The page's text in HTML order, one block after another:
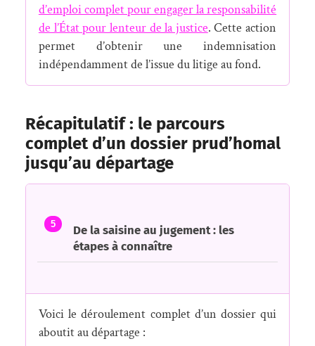
d’emploi complet pour engager la responsabilité
de l’État pour lenteur de la justice. Cette action
permet d’obtenir une indemnisation
indépendamment de l’issue du litige au fond.
Récapitulatif : le parcours
complet d’un dossier prud’homal
jusqu’au départage
5
De la saisine au jugement : les
étapes à connaître
Voici le déroulement complet d’un dossier qui
aboutit au départage :